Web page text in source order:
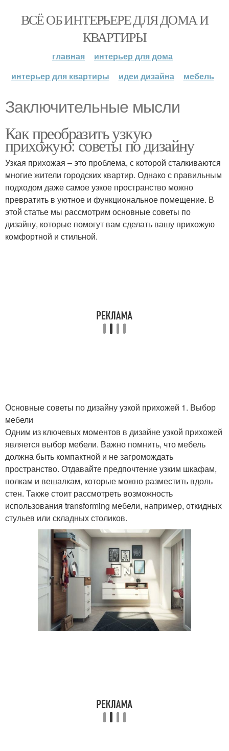
ВСЁ ОБ ИНТЕРЬЕРЕ ДЛЯ ДОМА И
КВАРТИРЫ
главная
интерьер для дома
интерьер для квартиры
идеи дизайна мебель
Заключительные мысли
Как преобразить узкую
прихожую: советы по дизайну
Узкая прихожая – это проблема, с которой сталкиваются
многие жители городских квартир. Однако с правильным
подходом даже самое узкое пространство можно
превратить в уютное и функциональное помещение. В
этой статье мы рассмотрим основные советы по
дизайну, которые помогут вам сделать вашу прихожую
комфортной и стильной.
Основные советы по дизайну узкой прихожей 1. Выбор
мебели
Одним из ключевых моментов в дизайне узкой прихожей
является выбор мебели. Важно помнить, что мебель
должна быть компактной и не загромождать
пространство. Отдавайте предпочтение узким шкафам,
полкам и вешалкам, которые можно разместить вдоль
стен. Также стоит рассмотреть возможность
использования transforming мебели, например, откидных
стульев или складных столиков.